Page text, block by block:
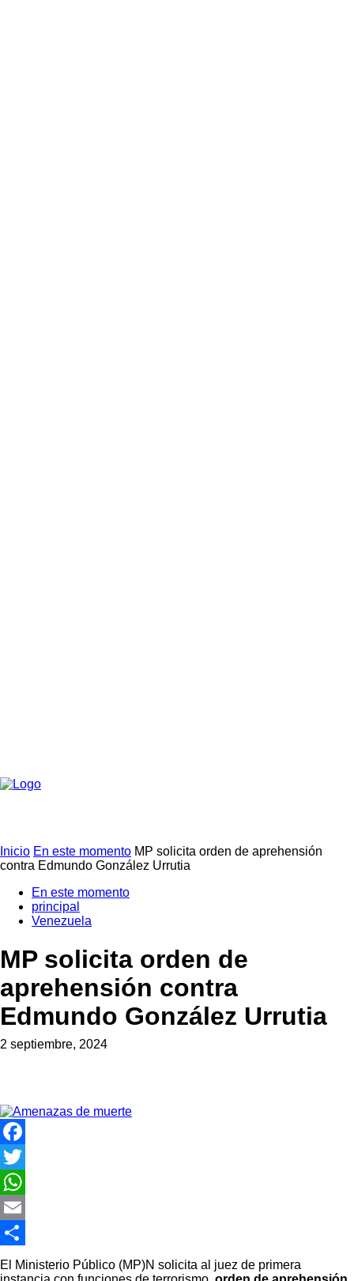
Inicio En este momento MP solicita orden de aprehensión
contra Edmundo González Urrutia
En este momento
principal
Venezuela
MP solicita orden de
aprehensión contra
Edmundo González Urrutia
2 septiembre, 2024
Facebook
Twitter
WhatsApp
Email
Compartir
El Ministerio Público (MP)N solicita al juez de primera